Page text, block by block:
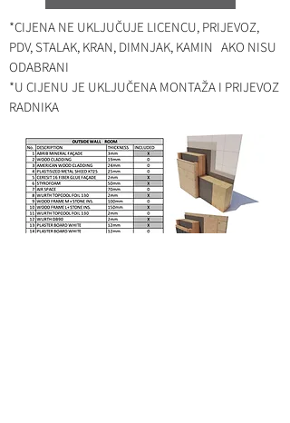
*CIJENA NE UKLJUČUJE LICENCU, PRIJEVOZ,
PDV, STALAK, KRAN, DIMNJAK, KAMIN AKO NISU
ODABRANI
*U CIJENU JE UKLJUČENA MONTAŽA I PRIJEVOZ
RADNIKA